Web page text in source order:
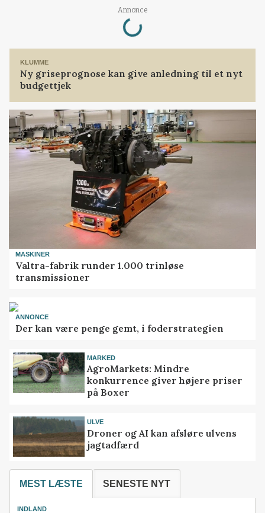
Annonce
Loading...
KLUMME
Ny griseprognose kan give anledning til et nyt
budgettjek
MASKINER
Valtra-fabrik runder 1.000 trinløse
transmissioner
ANNONCE
Der kan være penge gemt, i foderstrategien
MARKED
AgroMarkets: Mindre
konkurrence giver højere priser
på Boxer
ULVE
Droner og AI kan afsløre ulvens
jagtadfærd
MEST LÆSTE SENESTE NYT
INDLAND